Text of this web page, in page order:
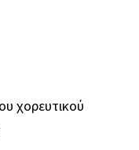
χορευτικού